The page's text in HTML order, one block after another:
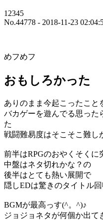
12345
No.44778 - 2018-11-23
めフめフ
おもしろかった
ありのまま今起こったこと
バカゲーを遊んでる思った
た
戦闘難易度はそこそこ難し
前半はRPGのおやくそくに
中盤はネタ切れかな？の
後半はとても熱い展開で
隠しEDは驚きのタイトル回
BGMが最高っす(^。^)♪
ジョジョネタが何個か出て